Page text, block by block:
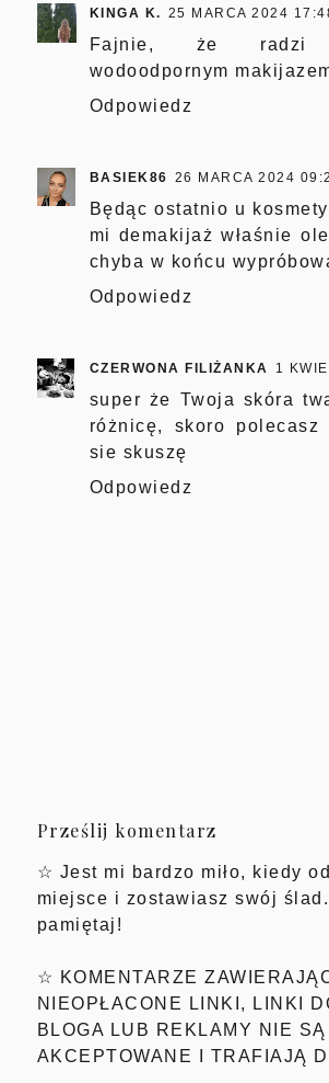
KINGA K. 25 MARCA 2024
Fajnie, że
wodoodpornym
Odpowiedz
BASIEK86 26 MARCA 2024
Będąc ostatnio u
mi demakijaż właśnie
chyba w końcu
Odpowiedz
CZERWONA FILIŻANKA 1
super że Twoja skóra
różnicę, skoro
sie skuszę
Odpowiedz
Prześlij komentarz
☆ Jest mi bardzo miło, kiedy
miejsce i zostawiasz swój
pamiętaj!
☆ KOMENTARZE
NIEOPŁACONE LINKI, LINKI
BLOGA LUB REKLAMY NIE SĄ
AKCEPTOWANE I TRAFIAJĄ